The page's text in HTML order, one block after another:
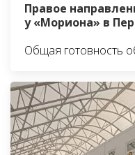
Правое
у «Мориона» в
Общая готовность